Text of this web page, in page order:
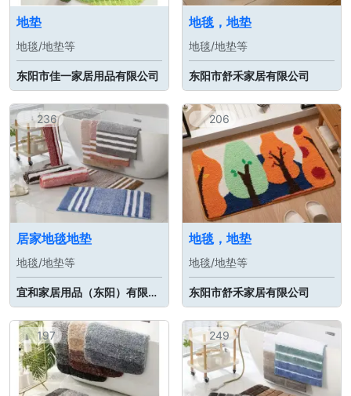
地垫
地毯/地垫等
东阳市佳一家居用品有限公司
地毯，地垫
地毯/地垫等
东阳市舒禾家居有限公司
236
居家地毯地垫
地毯/地垫等
宜和家居用品（东阳）有限公司
206
地毯，地垫
地毯/地垫等
东阳市舒禾家居有限公司
197 249